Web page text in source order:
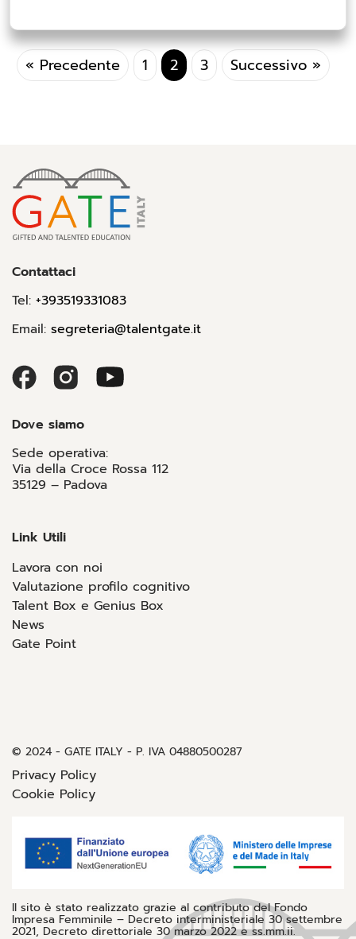
Paginazione
degli
« Precedente 1 2 3 Successivo »
Contattaci
Tel: +393519331083
Email: segreteria@talentgate.it
Dove siamo
Sede operativa:
Via della Croce Rossa 112
35129 – Padova
Link Utili
Lavora con noi
Valutazione profilo cognitivo
Talent Box e Genius Box
News
Gate Point
© 2024 - GATE ITALY - P. IVA 04880500287
Privacy Policy
Cookie Policy
Il sito è stato realizzato grazie al contributo del Fondo
Impresa Femminile – Decreto interministeriale 30 settembre
2021, Decreto direttoriale 30 marzo 2022 e ss.mm.ii.